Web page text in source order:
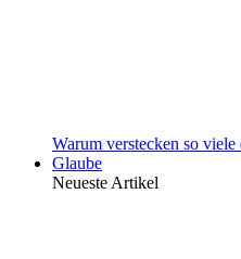
Warum verstecken so
Glaube
Neueste Artikel